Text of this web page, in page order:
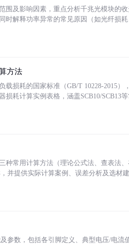
围及影响因素，重点分析千兆光模块的
时解释功率异常的常见原因（如光纤损
方法
载损耗的国家标准（GB/T 10228-2015）
损耗计算实例表格，涵盖SCB10/SCB13
种常用计算方法（理论公式法、查表法
并提供实际计算案例、误差分析及选材
参数，包括各引脚定义、典型电压/电